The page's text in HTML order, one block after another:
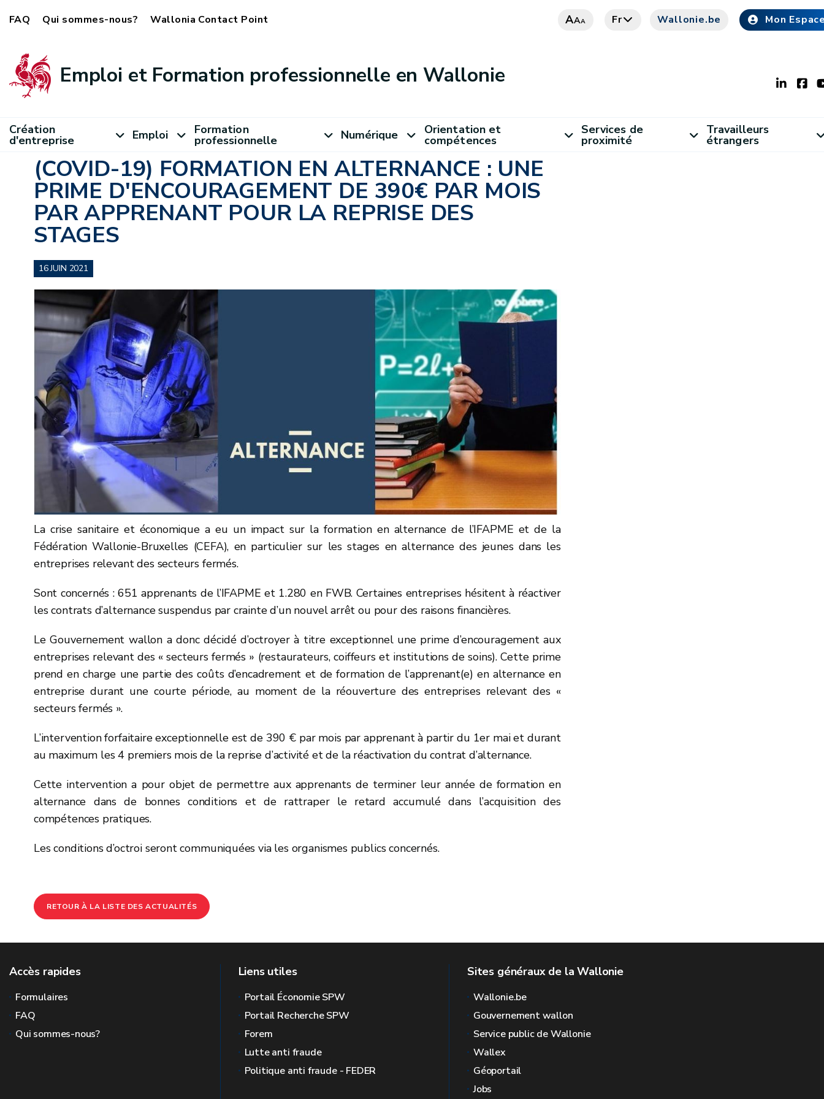
FAQ Qui sommes-nous? Wallonia Contact Point AAA Fr Wallonie.be Mon
Emploi et Formation professionnelle en Wallonie
Création
d'entreprise Emploi Formation
professionnelle Numérique Orientation et
compétences
Services de
proximité
Travailleurs
étrangers
(COVID-19) FORMATION EN ALTERNANCE : UNE
PRIME D'ENCOURAGEMENT DE 390€ PAR MOIS
PAR APPRENANT POUR LA REPRISE DES
STAGES
16 JUIN 2021
La crise sanitaire et économique a eu un impact sur la formation en alternance de l’IFAPME et de la
Fédération Wallonie-Bruxelles (CEFA), en particulier sur les stages en alternance des jeunes dans les
entreprises relevant des secteurs fermés.
Sont concernés : 651 apprenants de l’IFAPME et 1.280 en FWB. Certaines entreprises hésitent à réactiver
les contrats d’alternance suspendus par crainte d’un nouvel arrêt ou pour des raisons financières.
Le Gouvernement wallon a donc décidé d’octroyer à titre exceptionnel une prime d’encouragement aux
entreprises relevant des « secteurs fermés » (restaurateurs, coiffeurs et institutions de soins). Cette prime
prend en charge une partie des coûts d’encadrement et de formation de l’apprenant(e) en alternance en
entreprise durant une courte période, au moment de la réouverture des entreprises relevant des «
secteurs fermés ».
L’intervention forfaitaire exceptionnelle est de 390 € par mois par apprenant à partir du 1er mai et durant
au maximum les 4 premiers mois de la reprise d’activité et de la réactivation du contrat d’alternance.
Cette intervention a pour objet de permettre aux apprenants de terminer leur année de formation en
alternance dans de bonnes conditions et de rattraper le retard accumulé dans l’acquisition des
compétences pratiques.
Les conditions d’octroi seront communiquées via les organismes publics concernés.
RETOUR À LA LISTE DES ACTUALITÉS
Accès rapides
Formulaires
FAQ
Qui sommes-nous?
Liens utiles
Portail Économie SPW
Portail Recherche SPW
Forem
Lutte anti fraude
Politique anti fraude - FEDER
Sites généraux de la Wallonie
Wallonie.be
Gouvernement wallon
Service public de Wallonie
Wallex
Géoportail
Jobs